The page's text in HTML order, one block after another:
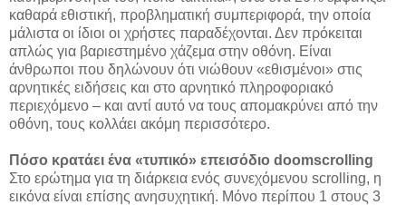
καθαρά εθιστική, προβληματική συμπεριφορά, την οποία
μάλιστα οι ίδιοι οι χρήστες παραδέχονται. Δεν πρόκειται
απλώς για βαριεστημένο χάζεμα στην οθόνη. Είναι
άνθρωποι που δηλώνουν ότι νιώθουν «εθισμένοι» στις
αρνητικές ειδήσεις και στο αρνητικό πληροφοριακό
περιεχόμενο – και αντί αυτό να τους απομακρύνει από την
οθόνη, τους κολλάει ακόμη περισσότερο.
Πόσο κρατάει ένα «τυπικό» επεισόδιο doomscrolling
Στο ερώτημα για τη διάρκεια ενός συνεχόμενου scrolling, η
εικόνα είναι επίσης ανησυχητική. Μόνο περίπου 1 στους 3